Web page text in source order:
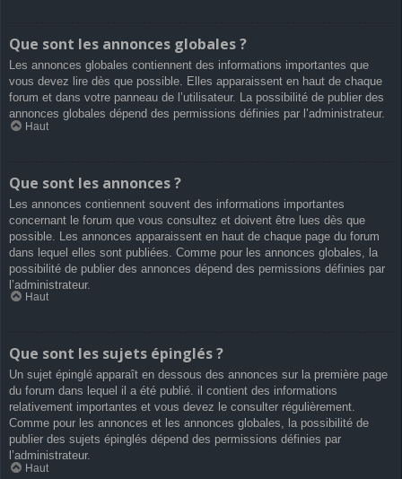
Que sont les annonces globales ?
Les annonces globales contiennent des informations importantes que
vous devez lire dès que possible. Elles apparaissent en haut de chaque
forum et dans votre panneau de l’utilisateur. La possibilité de publier des
annonces globales dépend des permissions définies par l’administrateur.
Haut
Que sont les annonces ?
Les annonces contiennent souvent des informations importantes
concernant le forum que vous consultez et doivent être lues dès que
possible. Les annonces apparaissent en haut de chaque page du forum
dans lequel elles sont publiées. Comme pour les annonces globales, la
possibilité de publier des annonces dépend des permissions définies par
l’administrateur.
Haut
Que sont les sujets épinglés ?
Un sujet épinglé apparaît en dessous des annonces sur la première page
du forum dans lequel il a été publié. il contient des informations
relativement importantes et vous devez le consulter régulièrement.
Comme pour les annonces et les annonces globales, la possibilité de
publier des sujets épinglés dépend des permissions définies par
l’administrateur.
Haut